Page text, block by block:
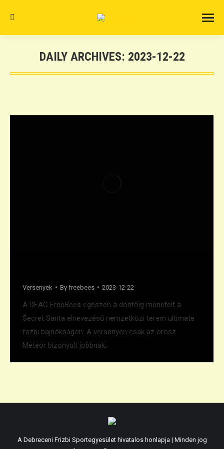
Search:
DAILY ARCHIVES: 2023-12-22
Versenyek By freebees 2023-12-22
A DEAC FreeBees egészen a döntőig menetelt a
Secret Santa elnevezésű nemzetközi terem ultimate
frizbi bajnokságon. A versenyen csak az orosz
Meteor bizonyult jobbnak.
A Debreceni Frizbi Sportegyesület hivatalos honlapja | Minden jog